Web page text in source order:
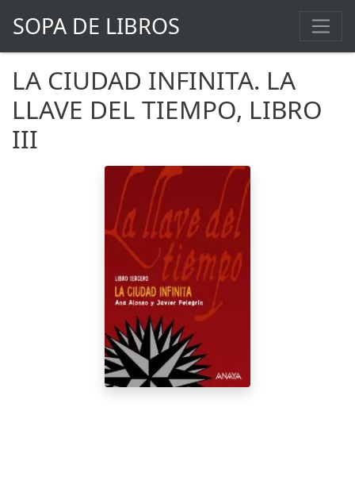
SOPA DE LIBROS
LA CIUDAD INFINITA. LA
LLAVE DEL TIEMPO, LIBRO
III